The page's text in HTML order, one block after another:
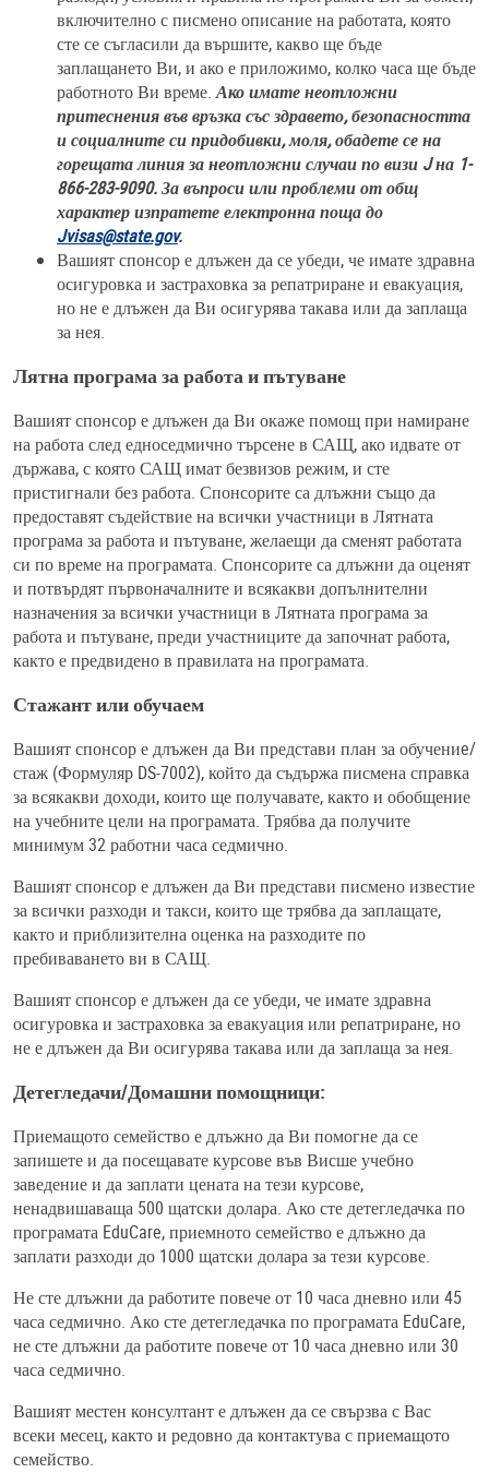
включително с писмено описание на работата, която
сте се съгласили да вършите, какво ще бъде
заплащането Ви, и ако е приложимо, колко часа ще бъде
работното Ви време.Ако имате неотложни
притеснения във връзка със здравето, безопасността
и социалните си придобивки, моля, обадете се на
горещата линия за неотложни случаи по визи J на 1-
866-283-9090. За въпроси или проблеми от общ
характер изпратете електронна поща до
Jvisas@state.gov.
Вашият спонсор е длъжен да се убеди, че имате здравна
осигуровка и застраховка за репатриране и евакуация,
но не е длъжен да Ви осигурява такава или да заплаща
за нея.
Лятна програма за работа и пътуване
Вашият спонсор е длъжен да Ви окаже помощ при намиране
на работа след едноседмично търсене в САЩ, ако идвате от
държава, с която САЩ имат безвизов режим, и сте
пристигнали без работа. Спонсорите са длъжни също да
предоставят съдействие на всички участници в Лятната
програма за работа и пътуване, желаещи да сменят работата
си по време на програмата. Спонсорите са длъжни да оценят
и потвърдят първоначалните и всякакви допълнителни
назначения за всички участници в Лятната програма за
работа и пътуване, преди участниците да започнат работа,
както е предвидено в правилата на програмата.
Стажант или обучаем
Вашият спонсор е длъжен да Ви представи план за обучениe/
стаж (Формуляр DS-7002), който да съдържа писмена справка
за всякакви доходи, които ще получавате, както и обобщение
на учебните цели на програмата. Трябва да получите
минимум 32 работни часа седмично.
Вашият спонсор е длъжен да Ви представи писмено известие
за всички разходи и такси, които ще трябва да заплащате,
както и приблизителна оценка на разходите по
пребиваването ви в САЩ.
Вашият спонсор е длъжен да се убеди, че имате здравна
осигуровка и застраховка за евакуация или репатриране, но
не е длъжен да Ви осигурява такава или да заплаща за нея.
Детегледачи/Домашни помощници:
Приемащото семейство е длъжно да Ви помогне да се
запишете и да посещавате курсове във Висше учебно
заведение и да заплати цената на тези курсове,
ненадвишаваща 500 щатски долара. Ако сте детегледачка по
програмата EduCare, приемното семейство е длъжно да
заплати разходи до 1000 щатски долара за тези курсове.
Не сте длъжни да работите повече от 10 часа дневно или 45
часа седмично. Ако сте детегледачка по програмата EduCare,
не сте длъжни да работите повече от 10 часа дневно или 30
часа седмично.
Вашият местен консултант е длъжен да се свързва с Вас
всеки месец, както и редовно да контактува с приемащото
семейство.